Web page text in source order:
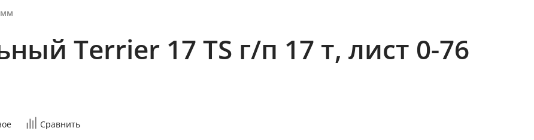
мм
Terrier 17 TS г/п 17 т, лист 0-76
Сравнить